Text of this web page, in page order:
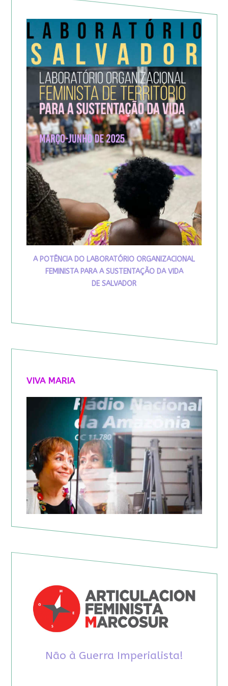
A POTÊNCIA DO LABORATÓRIO ORGANIZACIONAL
FEMINISTA PARA A SUSTENTAÇÃO DA VIDA
DE SALVADOR
VIVA MARIA
Não à Guerra Imperialista!